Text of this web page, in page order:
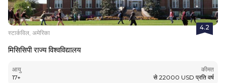
4.2
स्टार्कविल, अमेरिका
मिसिसिपी राज्य विश्वविद्यालय
आयु
17+
कीमत
से 22000 USD प्रति वर्ष